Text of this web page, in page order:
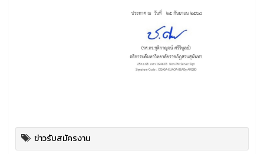
ข่าวรับสมัครงาน